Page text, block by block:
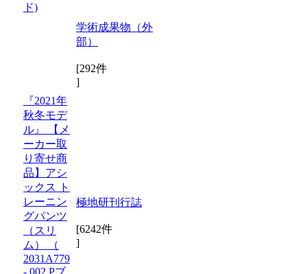
ド)
学術成果物（外
部）
[292件
]
『2021年
秋冬モデ
ル』 【メ
ーカー取
り寄せ商
品】アシ
ックス ト
レーニン
グパンツ
（スリ
ム） （
2031A779
極地研刊行誌
[6242件
]